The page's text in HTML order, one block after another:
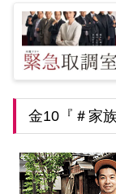
金10『＃家